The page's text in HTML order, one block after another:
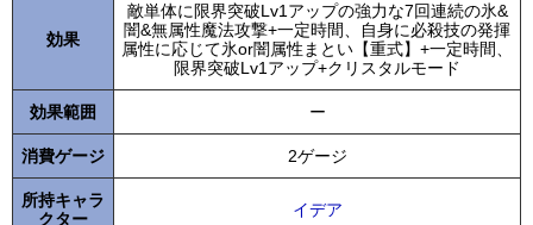
効果
敵単体に限界突破Lv1アップの強力な7回連続の氷&
闇&無属性魔法攻撃+一定時間、自身に必殺技の発揮
属性に応じて氷or闇属性まとい【重式】+一定時間、
限界突破Lv1アップ+クリスタルモード
効果範囲 ー
消費ゲージ 2ゲージ
所持キャラ
クター
イデア